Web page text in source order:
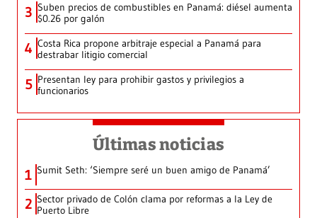
3 Suben precios de combustibles en Panamá: diésel aumenta
$0.26 por galón
4 Costa Rica propone arbitraje especial a Panamá para
destrabar litigio comercial
5 Presentan ley para prohibir gastos y privilegios a
funcionarios
Últimas noticias
1 Sumit Seth: ‘Siempre seré un buen amigo de Panamá’
2 Sector privado de Colón clama por reformas a la Ley de
Puerto Libre